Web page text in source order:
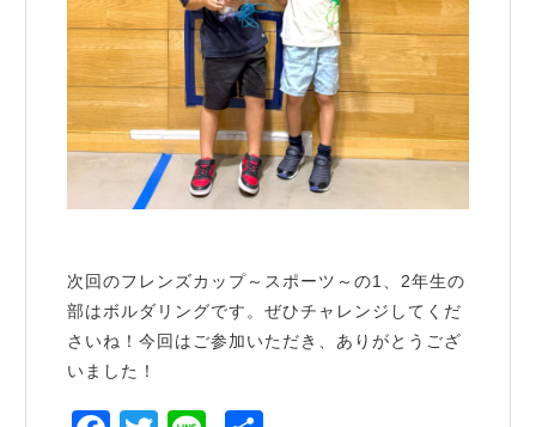
次回のフレンズカップ～スポーツ～の1、2年生の
部はボルダリングです。ぜひチャレンジしてくだ
さいね！今回はご参加いただき、ありがとうござ
いました！